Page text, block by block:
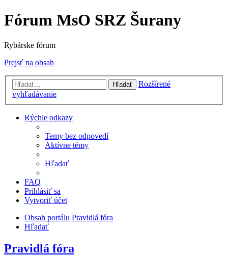
Fórum MsO SRZ Šurany
Rybárske fórum
Prejsť na obsah
Hľadať
Rozšírené
vyhľadávanie
Rýchle odkazy
Temy bez odpovedí
Aktívne témy
Hľadať
FAQ
Prihlásiť sa
Vytvoriť účet
Obsah portálu Pravidlá fóra
Hľadať
Pravidlá fóra